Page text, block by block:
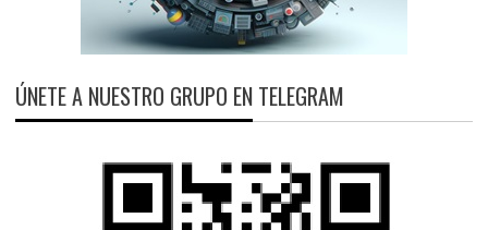
ÚNETE A NUESTRO GRUPO EN TELEGRAM